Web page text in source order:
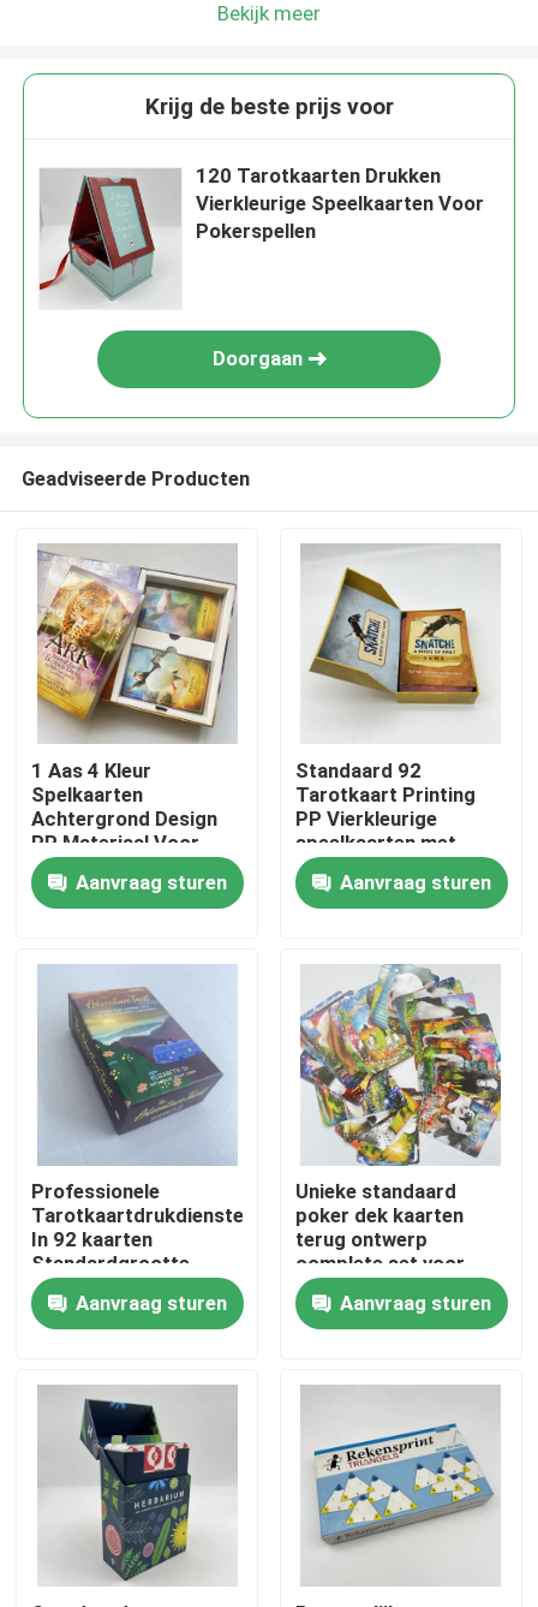
Huis
Producten
Video's
Ongeveer ons
Middel
Contacteer ons
Verzoek om een Citaat
Afdrukken van koffieboeken
Tarotkaarten drukken
Bekijk meer
Krijg de beste prijs voor
120 Tarotkaarten Drukken
Vierkleurige Speelkaarten Voor
Pokerspellen
Doorgaan
Geadviseerde Producten
1 Aas 4 Kleur
Spelkaarten
Achtergrond Design
PP Materiaal Voor
Gamers
Aanvraag sturen
Standaard 92
Tarotkaart Printing
PP Vierkleurige
speelkaarten met
achterkant
Aanvraag sturen
Professionele
Tarotkaartdrukdiensten
In 92 kaarten
Standardgrootte
gouden schilderij
Aanvraag sturen
Unieke standaard
poker dek kaarten
terug ontwerp
complete set voor
kaartspellen
Aanvraag sturen